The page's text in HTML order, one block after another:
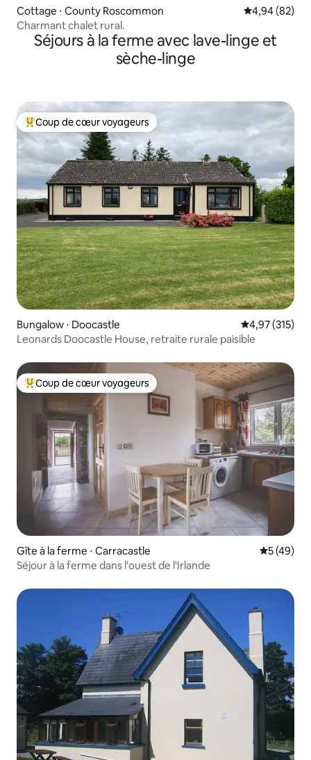
Cottage ⋅ County Roscommon Évaluation
4,94 (82)
Charmant chalet rural.
Séjours à la ferme avec lave-linge et
sèche-linge
Coups de cœur voyageurs les plus appréciés
Coup de cœur voyageurs
Bungalow ⋅ Doocastle Évaluation
4,97 (315)
Leonards Doocastle House, retraite rurale paisible
Coups de cœur voyageurs les plus appréciés
Coup de cœur voyageurs
Gîte à la ferme ⋅ Carracastle
5 (49)
Séjour à la ferme dans l'ouest de l'Irlande